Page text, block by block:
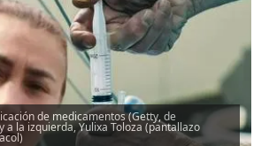
de medicamentos (Getty, de
a la izquierda, Yulixa Toloza (pantallazo